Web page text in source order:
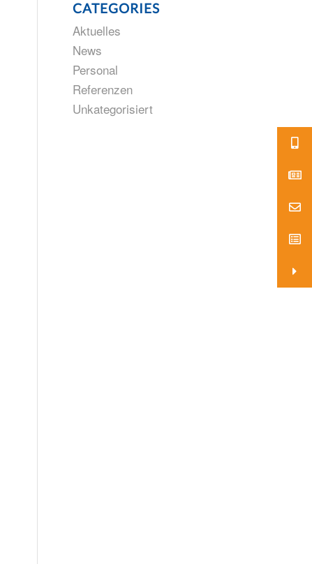
CATEGORIES
Aktuelles
News
Personal
Referenzen
Unkategorisiert